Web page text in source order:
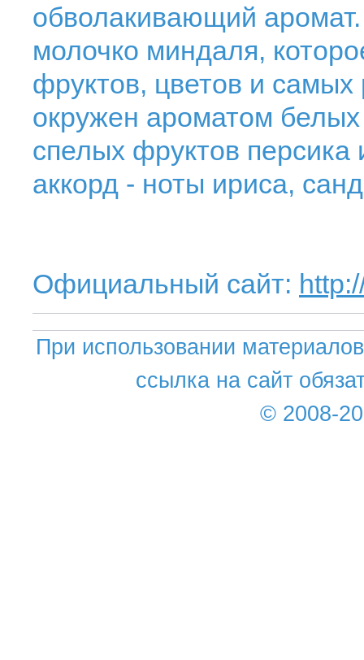
обволакивающий
молочко миндаля,
фруктов, цветов и
окружен ароматом
спелых фруктов
аккорд - ноты ириса,
Официальный сайт:
При использовании
ссылка на сайт
© 2008-